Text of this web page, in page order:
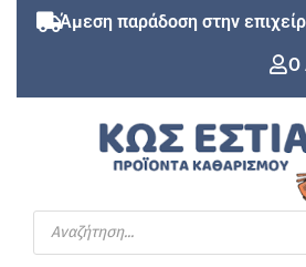
Άμεση παράδοση στην
Ο